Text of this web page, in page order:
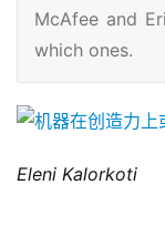
McAfee and
which ones.
Eleni Kalorkoti